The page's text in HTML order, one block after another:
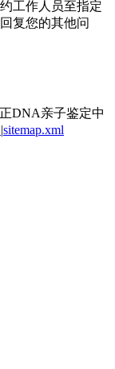
工作人员至指定
复您的其他问
DNA亲子鉴定中
sitemap.xml